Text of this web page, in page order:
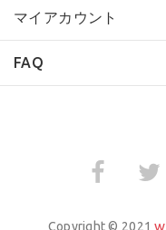
マイアカウント
FAQ
Copyright © 2021